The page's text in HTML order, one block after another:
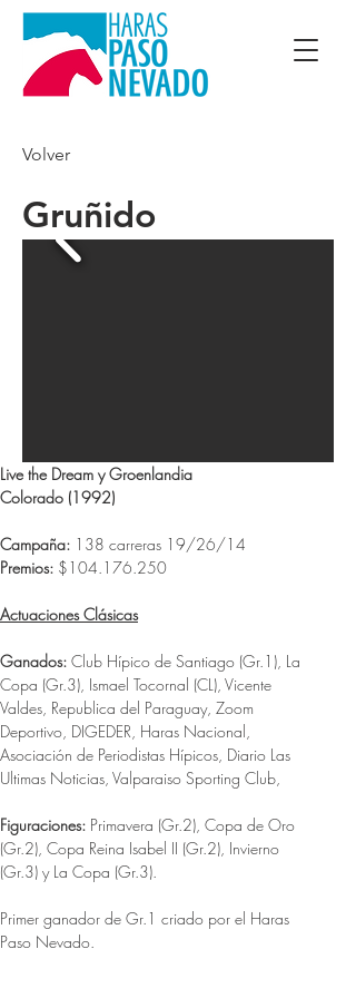
Volver
Gruñido
Live the Dream y Groenlandia
Colorado (1992)
Campaña: 138 carreras 19/26/14
Premios: $104.176.250
Actuaciones Clásicas
Ganados: Club Hípico de Santiago (Gr.1), La
Copa (Gr.3), Ismael Tocornal (CL), Vicente
Valdes, Republica del Paraguay, Zoom
Deportivo, DIGEDER, Haras Nacional,
Asociación de Periodistas Hípicos, Diario Las
Ultimas Noticias, Valparaiso Sporting Club,
Figuraciones: Primavera (Gr.2), Copa de Oro
(Gr.2), Copa Reina Isabel II (Gr.2), Invierno
(Gr.3) y La Copa (Gr.3).
Primer ganador de Gr.1 criado por el Haras
Paso Nevado.